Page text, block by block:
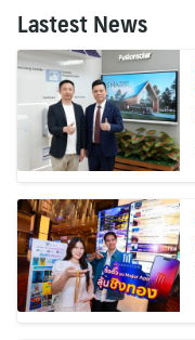
Lastest News